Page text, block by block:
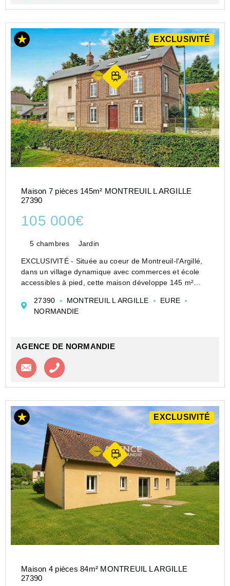
EXCLUSIVITÉ
Maison 7 pièces 145m² MONTREUIL L ARGILLE
27390
105 000€
5 chambres Jardin
EXCLUSIVITÉ - Située au coeur de Montreuil-l'Argillé,
dans un village dynamique avec commerces et école
accessibles à pied, cette maison développe 145 m²
chaussée, l'entrée dessert un séjour et ...
27390 MONTREUIL L ARGILLE
EURE
NORMANDIE
AGENCE DE NORMANDIE
Contacter l'agence
EXCLUSIVITÉ
Maison 4 pièces 84m² MONTREUIL L ARGILLE
27390